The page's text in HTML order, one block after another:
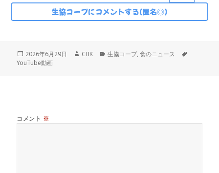
生協コープにコメントする(匿名◎)
投
稿
2026年6月29日
作
CHK
カ
生協コープ,食のニュース
YouTube動画
コメント ※